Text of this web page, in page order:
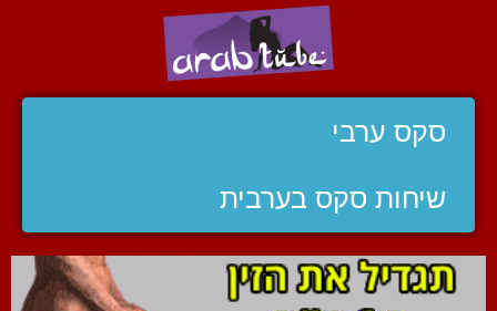
סקס ערבי
שיחות סקס בערבית